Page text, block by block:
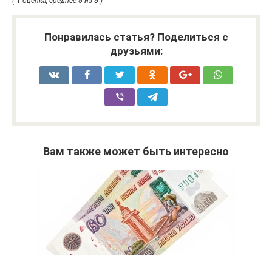
Понравилась статья? Поделиться с
друзьями:
Вам также может быть интересно